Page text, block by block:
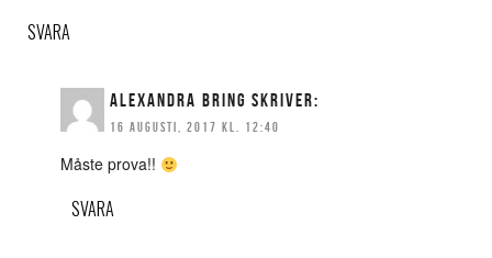
SVARA
ALEXANDRA BRING SKRIVER:
16 AUGUSTI, 2017 KL. 12:40
Måste prova!!
SVARA